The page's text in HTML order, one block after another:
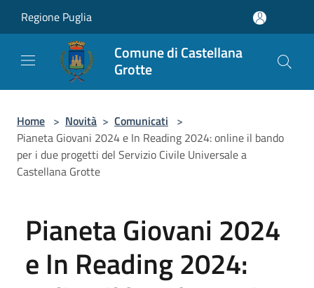
Regione Puglia
Comune di Castellana
Grotte
Home > Novità > Comunicati >
Pianeta Giovani 2024 e In Reading 2024: online il bando
per i due progetti del Servizio Civile Universale a
Castellana Grotte
Pianeta Giovani 2024
e In Reading 2024: